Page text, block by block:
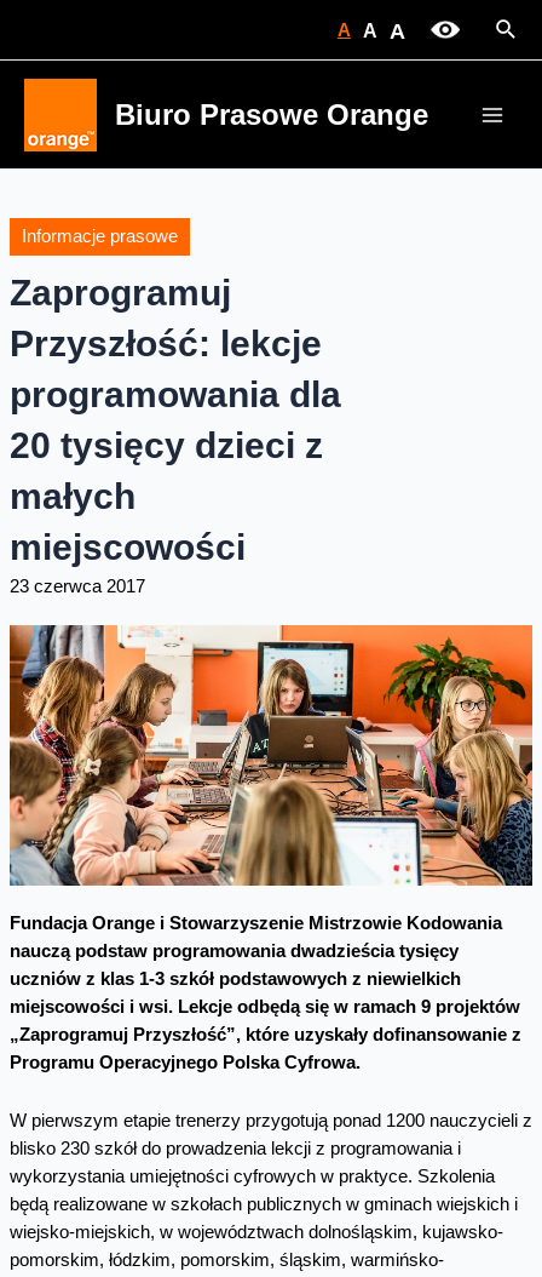
A A A
Biuro Prasowe Orange
Informacje prasowe
Zaprogramuj
Przyszłość: lekcje
programowania dla
20 tysięcy dzieci z
małych
miejscowości
23 czerwca 2017
Fundacja Orange i Stowarzyszenie Mistrzowie Kodowania
nauczą podstaw programowania dwadzieścia tysięcy
uczniów z klas 1-3 szkół podstawowych z niewielkich
miejscowości i wsi. Lekcje odbędą się w ramach 9 projektów
„Zaprogramuj Przyszłość”, które uzyskały dofinansowanie z
Programu Operacyjnego Polska Cyfrowa.
W pierwszym etapie trenerzy przygotują ponad 1200 nauczycieli z
blisko 230 szkół do prowadzenia lekcji z programowania i
wykorzystania umiejętności cyfrowych w praktyce. Szkolenia
będą realizowane w szkołach publicznych w gminach wiejskich i
wiejsko-miejskich, w województwach dolnośląskim, kujawsko-
pomorskim, łódzkim, pomorskim, śląskim, warmińsko-